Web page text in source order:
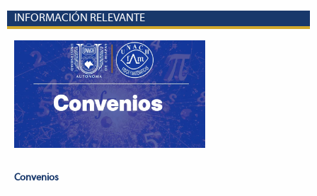
INFORMACIÓN RELEVANTE
Convenios